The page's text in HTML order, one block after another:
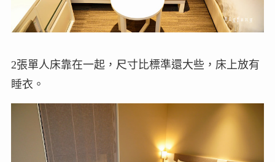
2張單人床靠在一起，尺寸比標準還大些，床上放有
睡衣。